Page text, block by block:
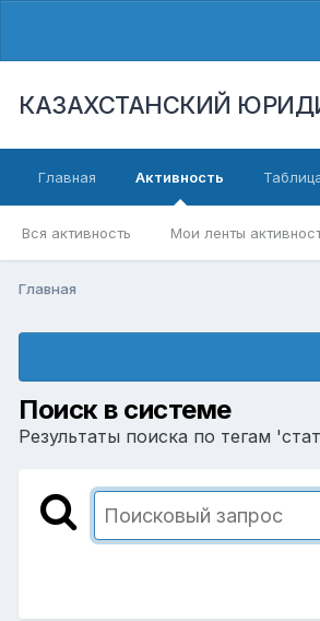
КАЗАХСТАНСКИЙ
Главная Активность
Вся активность Мои ленты
Главная
Поиск в системе
Результаты поиска по тегам